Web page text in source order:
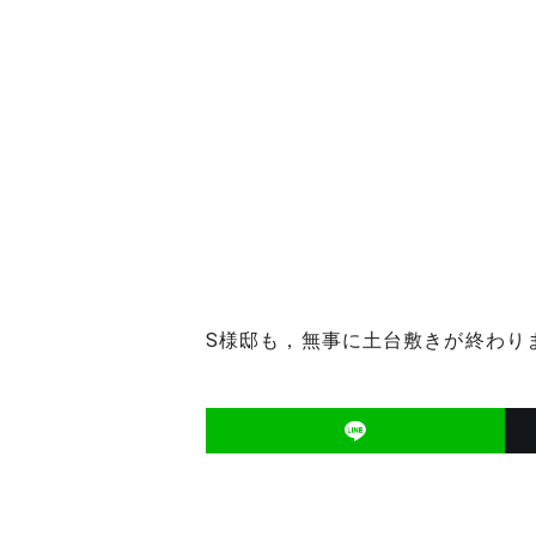
S様邸も，無事に土台敷きが終わり